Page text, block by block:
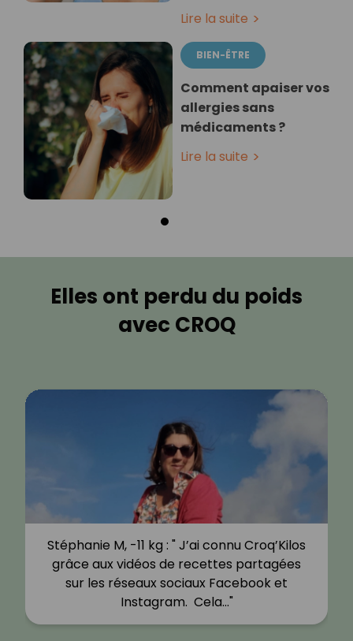
Lire la suite
BIEN-ÊTRE
Comment apaiser vos
allergies sans
médicaments ?
Lire la suite
Elles ont perdu du poids
avec CROQ
Stéphanie M, -11 kg : " J’ai connu Croq’Kilos
grâce aux vidéos de recettes partagées
sur les réseaux sociaux Facebook et
Instagram. Cela…"